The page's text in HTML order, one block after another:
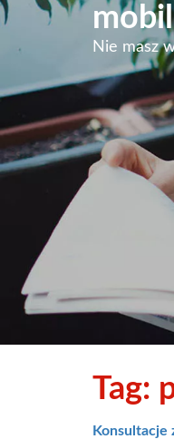
Nie masz
Tag:
Konsultacje